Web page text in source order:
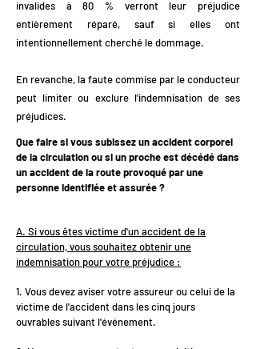
invalides à 80 % verront leur préjudice
entièrement réparé, sauf si elles ont
intentionnellement cherché le dommage.
En revanche, la faute commise par le conducteur
peut limiter ou exclure l'indemnisation de ses
préjudices.
Que faire si vous subissez un accident corporel
de la circulation ou si un proche est décédé dans
un accident de la route provoqué par une
personne identifiée et assurée ?
A. Si vous êtes victime d'un accident de la
circulation, vous souhaitez obtenir une
indemnisation pour votre préjudice :
1. Vous devez aviser votre assureur ou celui de la
victime de l'accident dans les cinq jours
ouvrables suivant l'événement.